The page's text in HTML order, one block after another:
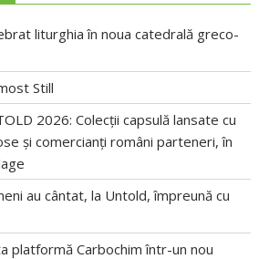
liturghia în noua catedrală greco-
Still
2026: Colecții capsulă lansate cu
și comercianți români parteneri, în
au cântat, la Untold, împreună cu
platformă Carbochim într-un nou